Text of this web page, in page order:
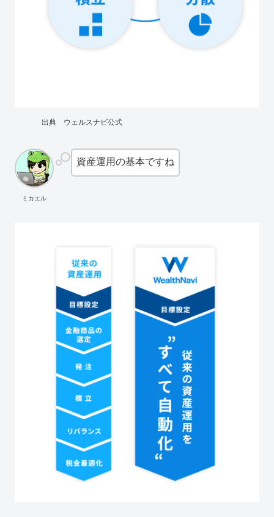
出典 ウェルスナビ公式
ミカエル
資産運用の基本ですね